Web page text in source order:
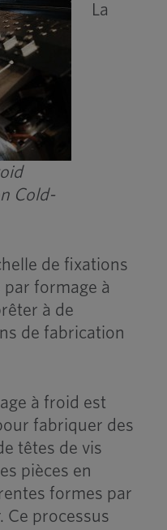
Cold-
La
de fixations
formage à
à de
de fabrication
à froid est
fabriquer des
têtes de vis
pièces en
formes par
Ce processus